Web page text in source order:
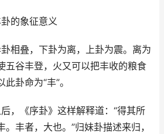
的象征意义
相叠，下卦为离，上卦为震。离为
五谷丰登，火又可以把丰收的粮食
卦命为“丰”。
，《序卦》这样解释道：“得其所
丰者，大也。”归妹卦描述来归，